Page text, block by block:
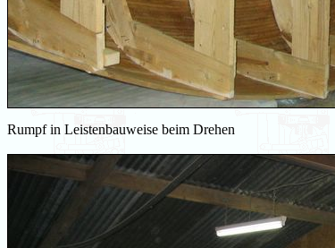
Rumpf in Leistenbauweise beim Drehen